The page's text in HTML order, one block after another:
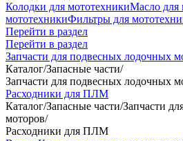
Колодки для мототехникиМасло для
мототехникиФильтры для
Перейти в раздел
Перейти в раздел
Запчасти для подвесных лодочных
Каталог/Запасные части/
Запчасти для подвесных лодочных
Расходники для ПЛМ
Каталог/Запасные части/Запчасти
моторов/
Расходники для ПЛМ